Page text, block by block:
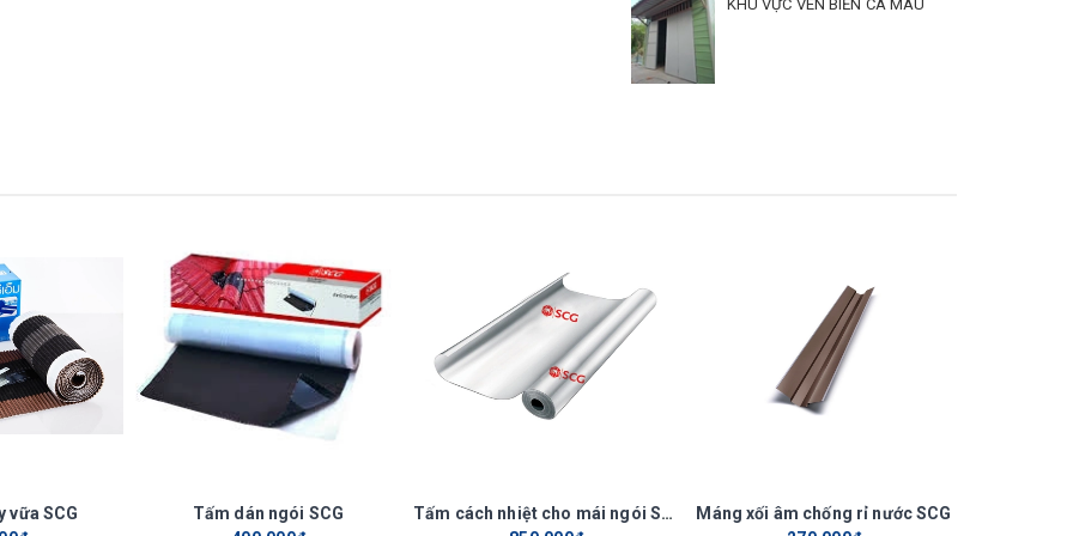
chủ nhà. Vẻ đẹp thuần khiết và niềm tự hào mỗi ngôi nhà.
NGÓI XI MĂNG THÁI LAN SCG
trên mái. Tham khảo thêm cách lợp
SCG để tạo nên vẻ đẹp đồng nhất cho mái nhà.
KHU VỰC VEN BIỂN CÀ MAU
vữa SCG
Tấm dán ngói SCG
Tấm cách nhiệt cho mái ngói SCG
Máng xối âm chống rỉ nước SCG